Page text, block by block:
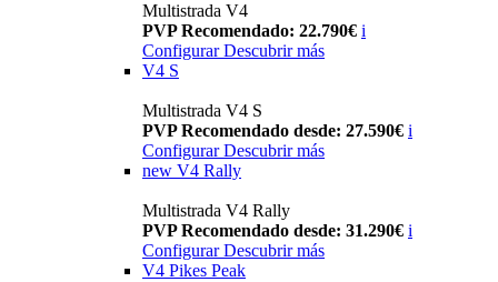
Multistrada V4
PVP Recomendado: 22.790€ i
Configurar Descubrir más
V4 S
Multistrada V4 S
PVP Recomendado desde: 27.590€ i
Configurar Descubrir más
new V4 Rally
Multistrada V4 Rally
PVP Recomendado desde: 31.290€ i
Configurar Descubrir más
V4 Pikes Peak